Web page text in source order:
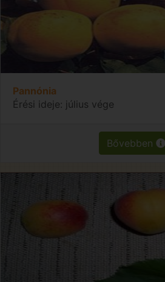
Pannónia
Érési ideje: július vége
Bővebben